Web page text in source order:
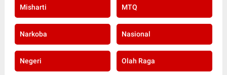
Misharti MTQ
Narkoba Nasional
Negeri Olah Raga